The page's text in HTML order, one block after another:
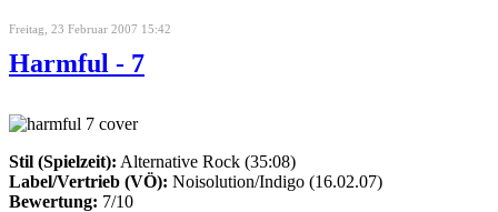
Freitag, 23 Februar 2007 15:42
Harmful - 7
Stil (Spielzeit): Alternative Rock (35:08)
Label/Vertrieb (VÖ): Noisolution/Indigo (16.02.07)
Bewertung: 7/10